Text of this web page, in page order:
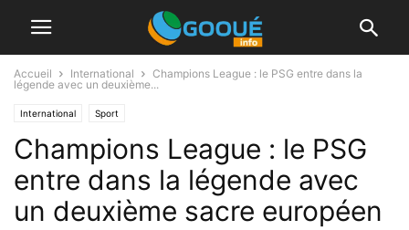
Accueil International
Champions League : le PSG entre dans la
légende avec un deuxième...
International Sport
Champions League : le PSG
entre dans la légende avec
un deuxième sacre européen